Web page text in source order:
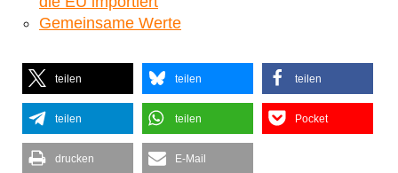
Gemeinsame Werte
teilen teilen teilen
teilen teilen Pocket
drucken E-Mail